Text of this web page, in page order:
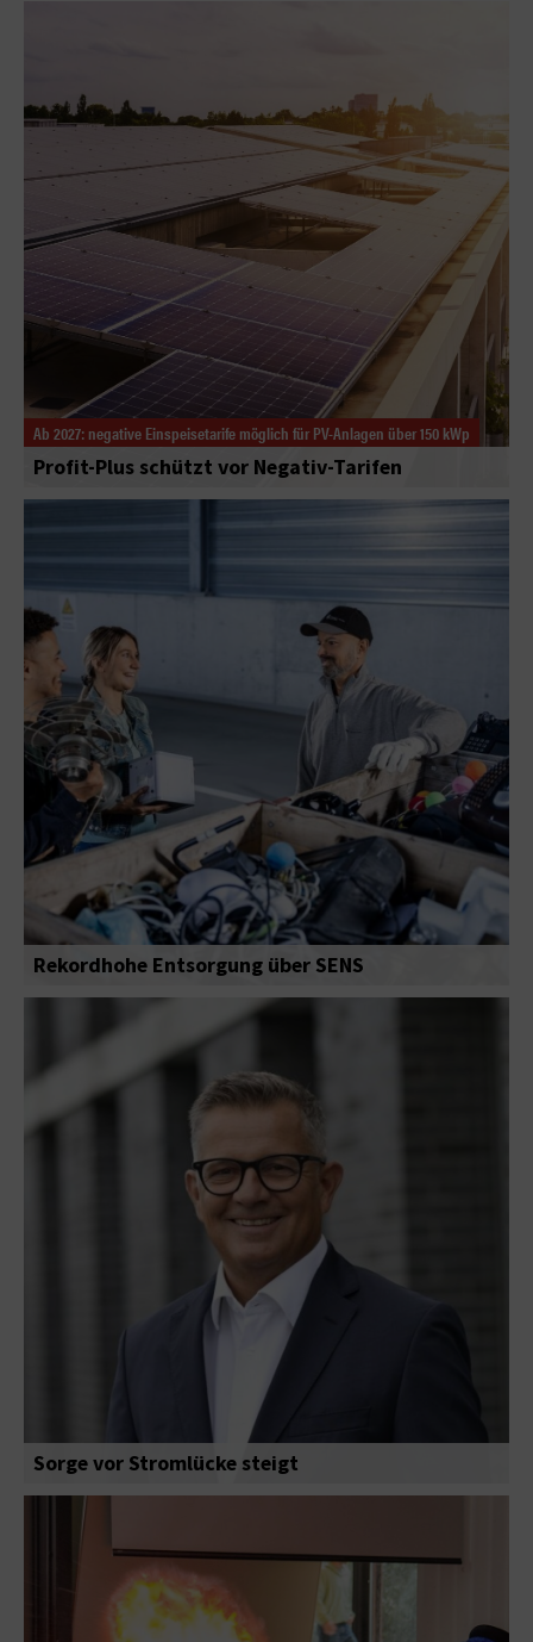
Ab 2027: negative Einspeisetarife möglich für PV-Anlagen über 150 kWp
Profit-Plus schützt vor Negativ-Tarifen
Rekordhohe Entsorgung über SENS
Sorge vor Stromlücke steigt